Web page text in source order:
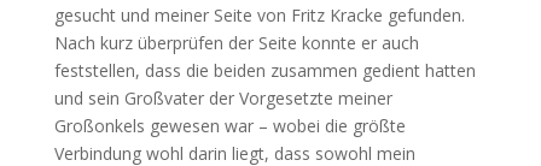
gesucht und meiner Seite von Fritz Kracke gefunden.
Nach kurz überprüfen der Seite konnte er auch
feststellen, dass die beiden zusammen gedient hatten
und sein Großvater der Vorgesetzte meiner
Großonkels gewesen war – wobei die größte
Verbindung wohl darin liegt, dass sowohl mein